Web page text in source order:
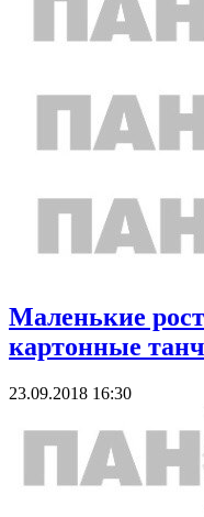
Маленькие
картонные
23.09.2018 16:30